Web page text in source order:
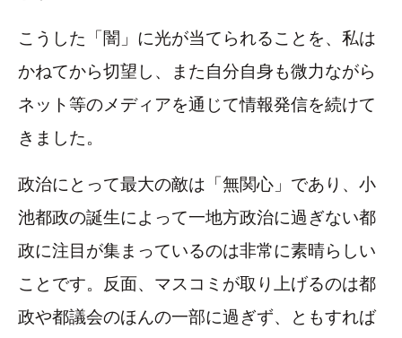
こうした「闇」に光が当てられることを、私は
かねてから切望し、また自分自身も微力ながら
ネット等のメディアを通じて情報発信を続けて
きました。
政治にとって最大の敵は「無関心」であり、小
池都政の誕生によって一地方政治に過ぎない都
政に注目が集まっているのは非常に素晴らしい
ことです。反面、マスコミが取り上げるのは都
政や都議会のほんの一部に過ぎず、ともすれば